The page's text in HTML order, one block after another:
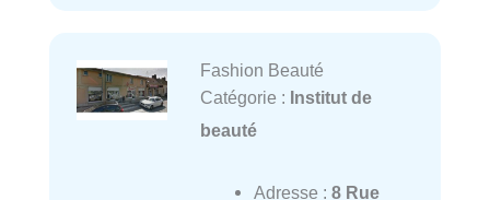
Fashion Beauté
Catégorie : Institut de
beauté
Adresse : 8 Rue